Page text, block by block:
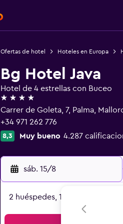
Ofertas de hotel Hoteles en Europa
Bg Hotel Java
Hotel de 4 estrellas con Buceo
4 estrellas
Carrer de Goleta, 7, Palma,
+34 971 262 776
8,3 Muy bueno 4.287
sáb. 15/8
2 huéspedes, 1 habitación